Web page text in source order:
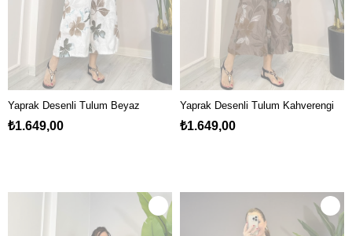
Yaprak Desenli Tulum Beyaz
₺1.649,00
Yaprak Desenli Tulum Kahverengi
₺1.649,00